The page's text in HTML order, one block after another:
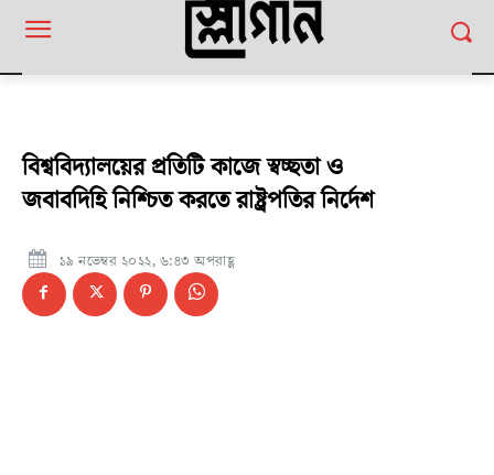
বিশ্ববিদ্যালয়ের প্রতিটি কাজে স্বচ্ছতা ও
জবাবদিহি নিশ্চিত করতে রাষ্ট্রপতির নির্দেশ
১৯ নভেম্বর ২০২২, ৬:৪৩ অপরাহ্ণ